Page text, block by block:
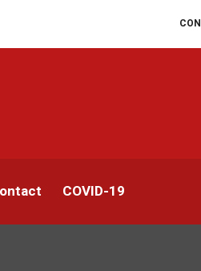
William Ruto convoque un
COVID-19